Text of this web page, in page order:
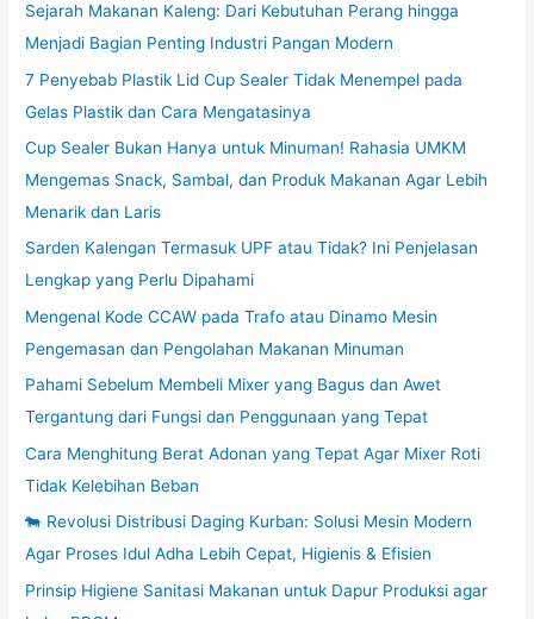
Sejarah Makanan Kaleng: Dari Kebutuhan Perang hingga
Menjadi Bagian Penting Industri Pangan Modern
7 Penyebab Plastik Lid Cup Sealer Tidak Menempel pada
Gelas Plastik dan Cara Mengatasinya
Cup Sealer Bukan Hanya untuk Minuman! Rahasia UMKM
Mengemas Snack, Sambal, dan Produk Makanan Agar Lebih
Menarik dan Laris
Sarden Kalengan Termasuk UPF atau Tidak? Ini Penjelasan
Lengkap yang Perlu Dipahami
Mengenal Kode CCAW pada Trafo atau Dinamo Mesin
Pengemasan dan Pengolahan Makanan Minuman
Pahami Sebelum Membeli Mixer yang Bagus dan Awet
Tergantung dari Fungsi dan Penggunaan yang Tepat
Cara Menghitung Berat Adonan yang Tepat Agar Mixer Roti
Tidak Kelebihan Beban
🐄 Revolusi Distribusi Daging Kurban: Solusi Mesin Modern
Agar Proses Idul Adha Lebih Cepat, Higienis & Efisien
Prinsip Higiene Sanitasi Makanan untuk Dapur Produksi agar